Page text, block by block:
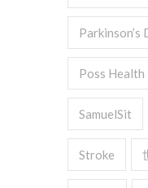
Parkinson’s
Poss Health
SamuelSit
Stroke